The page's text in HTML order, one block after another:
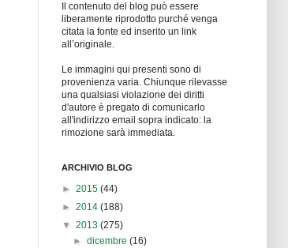
Il contenuto del blog può essere
liberamente riprodotto purché venga
citata la fonte ed inserito un link
all’originale.
Le immagini qui presenti sono di
provenienza varia. Chiunque rilevasse
una qualsiasi violazione dei diritti
d'autore è pregato di comunicarlo
all'indirizzo email sopra indicato: la
rimozione sarà immediata.
ARCHIVIO BLOG
► 2015 (44)
► 2014 (188)
▼ 2013 (275)
►dicembre(16)